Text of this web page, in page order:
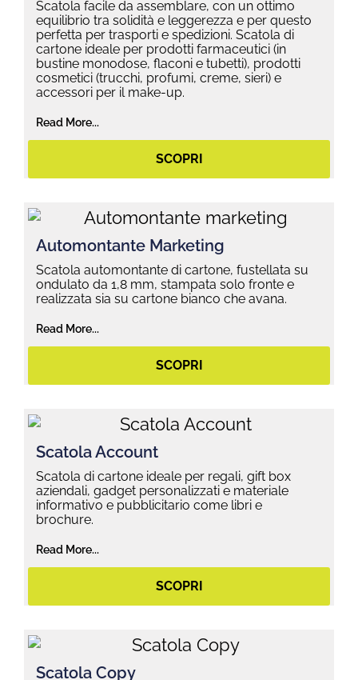
Scatola facile da assemblare, con un ottimo
equilibrio tra solidità e leggerezza e per questo
perfetta per trasporti e spedizioni. Scatola di
cartone ideale per prodotti farmaceutici (in
bustine monodose, flaconi e tubetti), prodotti
cosmetici (trucchi, profumi, creme, sieri) e
accessori per il make-up.
Read More...
SCOPRI
Automontante Marketing
Scatola automontante di cartone, fustellata su
ondulato da 1,8 mm, stampata solo fronte e
realizzata sia su cartone bianco che avana.
Read More...
SCOPRI
Scatola Account
Scatola di cartone ideale per regali, gift box
aziendali, gadget personalizzati e materiale
informativo e pubblicitario come libri e
brochure.
Read More...
SCOPRI
Scatola Copy